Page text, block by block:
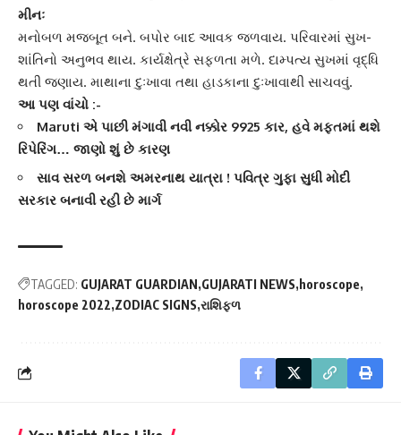
મીનઃ
મનોબળ મજબૂત બને. બપોર બાદ આવક જળવાય. પરિવારમાં સુખ-
શાંતિનો અનુભવ થાય. કાર્યક્ષેત્રે સફળતા મળે. દામ્પત્ય સુખમાં વૃદ્ધિ
થતી જણાય. માથાના દુઃખાવા તથા હાડકાના દુઃખાવાથી સાચવવું.
આ પણ વાંચો :-
Maruti એ પાછી મંગાવી નવી નક્કોર 9925 કાર, હવે મફતમાં થશે
રિપેરિંગ… જાણો શું છે કારણ
સાવ સરળ બનશે અમરનાથ યાત્રા ! પવિત્ર ગુફા સુધી મોદી
સરકાર બનાવી રહી છે માર્ગ
TAGGED: GUJARAT GUARDIAN GUJARATI NEWS horoscope
horoscope 2022 ZODIAC SIGNS રાશિફળ